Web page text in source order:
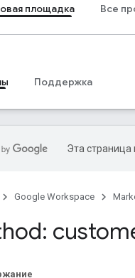
площадка Все
Поддержка
Эта
Google Workspace